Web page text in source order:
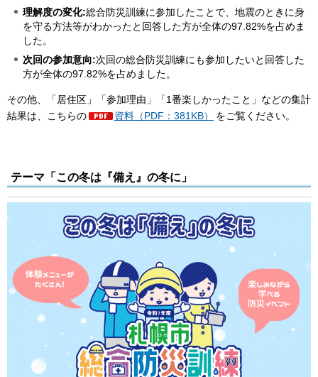
理解度の変化:総合防災訓練に参加したことで、地震のときに身
を守る方法等がわかったと回答した方が全体の97.82%を占めま
した。
次回の参加意向:次回の総合防災訓練にも参加したいと回答した
方が全体の97.82%を占めました。
その他、「居住区」「参加理由」「1番楽しかったこと」などの集計
結果は、こちらの
資料（PDF：381KB） をご覧ください。
テーマ「この冬は『備え』の冬に」